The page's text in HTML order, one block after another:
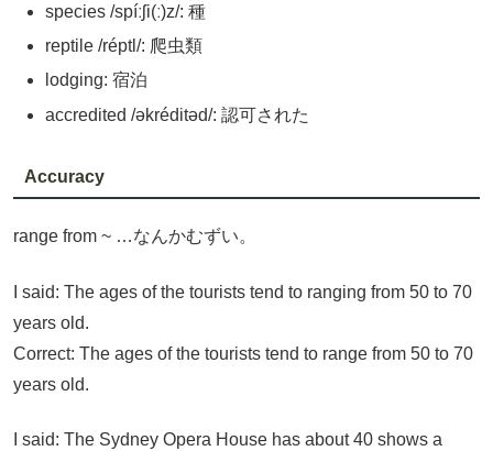
species /spíːʃi(ː)z/: 種
reptile /réptl/: 爬虫類
lodging: 宿泊
accredited /əkréditəd/: 認可された
Accuracy
range from ~ …なんかむずい。
I said: The ages of the tourists tend to ranging from 50 to 70
years old.
Correct: The ages of the tourists tend to range from 50 to 70
years old.
I said: The Sydney Opera House has about 40 shows a